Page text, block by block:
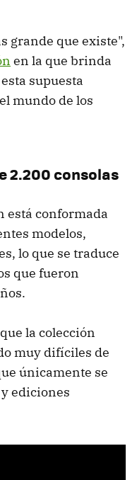
grande que existe",
en la que brinda
supuesta
mundo de los
2.200 consolas
está conformada
modelos,
lo que se traduce
que fueron
la colección
muy difíciles de
únicamente se
ediciones